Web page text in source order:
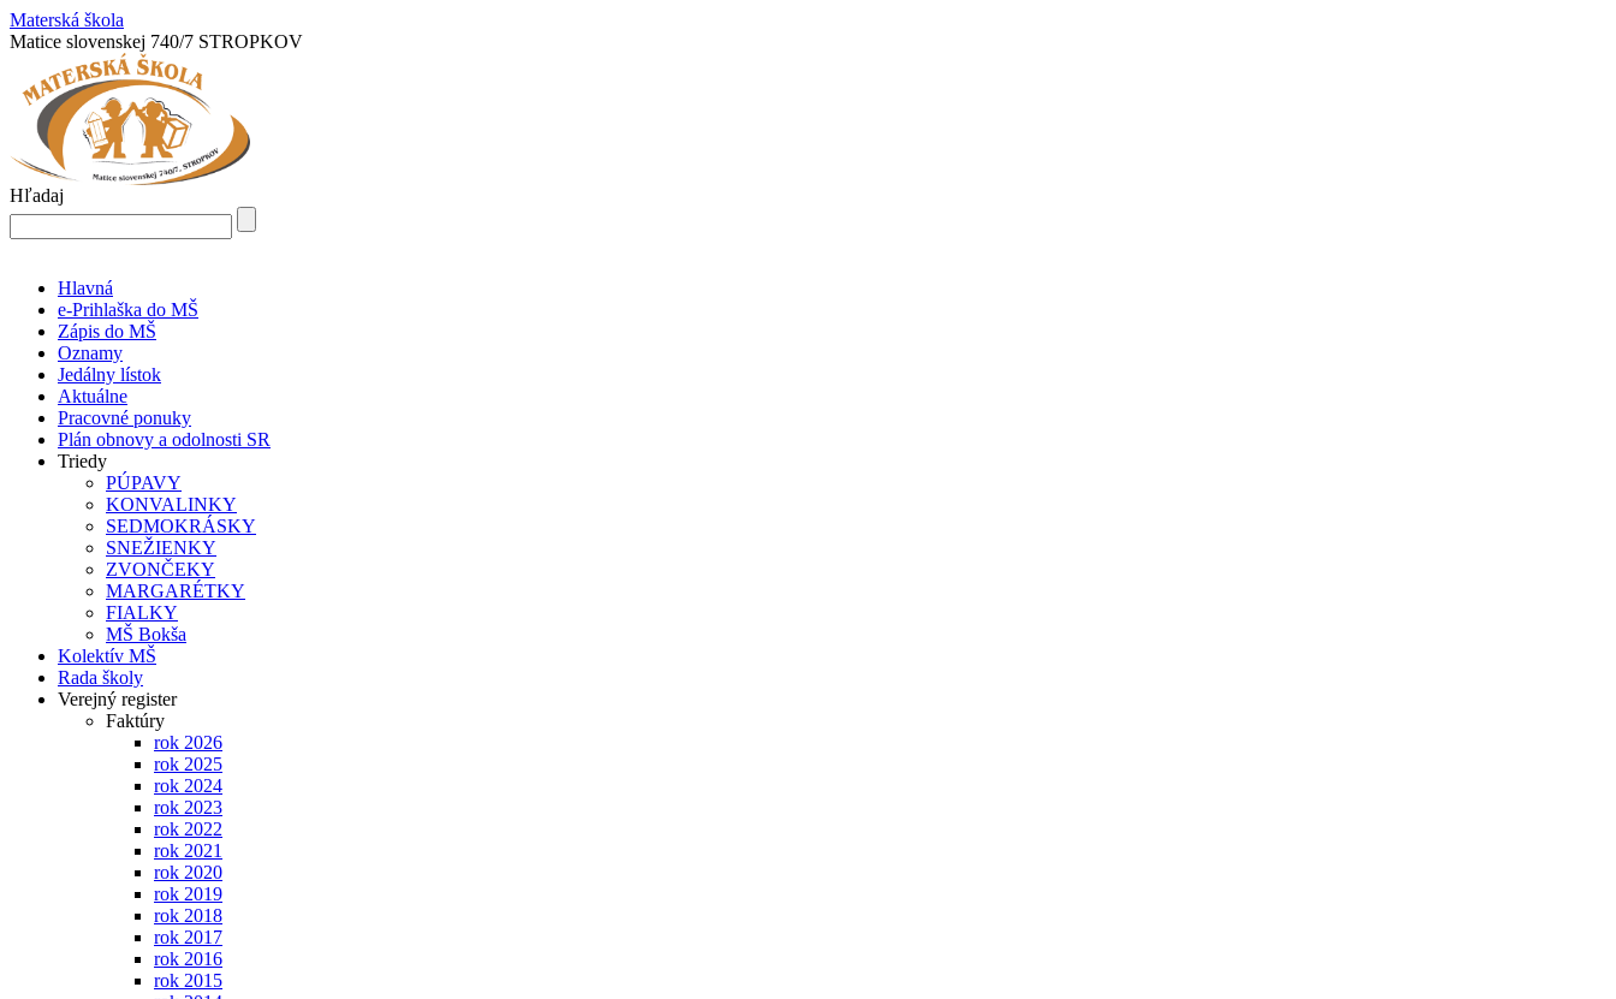
Materská škola
Matice slovenskej 740/7 STROPKOV
Hľadaj
Hlavná
e-Prihlaška do MŠ
Zápis do MŠ
Oznamy
Jedálny lístok
Aktuálne
Pracovné ponuky
Plán obnovy a odolnosti SR
Triedy
PÚPAVY
KONVALINKY
SEDMOKRÁSKY
SNEŽIENKY
ZVONČEKY
MARGARÉTKY
FIALKY
MŠ Bokša
Kolektív MŠ
Rada školy
Verejný register
Faktúry
rok 2026
rok 2025
rok 2024
rok 2023
rok 2022
rok 2021
rok 2020
rok 2019
rok 2018
rok 2017
rok 2016
rok 2015